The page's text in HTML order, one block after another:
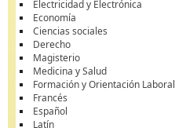
Electricidad y Electrónica
Economía
Ciencias sociales
Derecho
Magisterio
Medicina y Salud
Formación y Orientación Laboral
Francés
Español
Latín